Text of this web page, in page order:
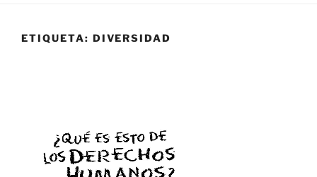
ETIQUETA: DIVERSIDAD